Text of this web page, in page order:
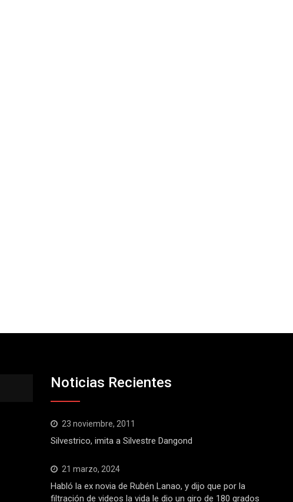
Noticias Recientes
23 noviembre, 2011
Silvestrico, imita a Silvestre Dangond
21 marzo, 2024
Habló la ex novia de Rubén Lanao, y dijo que por la
filtración de videos la vida le dio un giro de 180 grados